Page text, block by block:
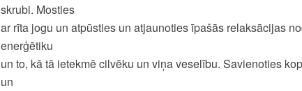
skrubi. Mosties
ar rīta jogu un atpūsties un atjaunoties īpašās relaksācijas
enerģētiku
un to, kā tā ietekmē cilvēku un viņa veselību. Savienoties
un